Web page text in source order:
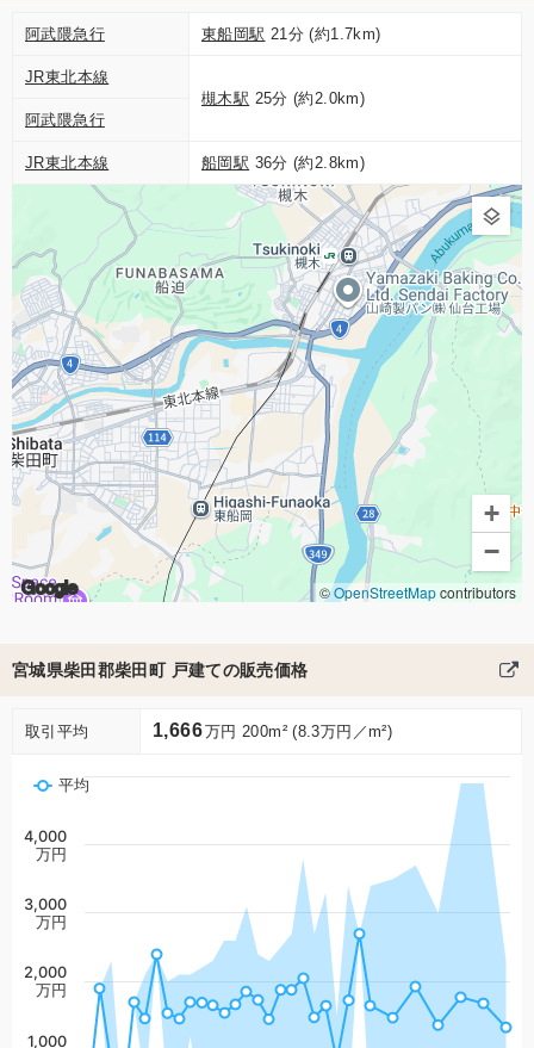
阿武隈急行 東船岡駅 21分 (約1.7km)
JR東北本線
槻木駅 25分 (約2.0km)
阿武隈急行
JR東北本線 船岡駅 36分 (約2.8km)
Google
+
−
©OpenStreetMapcontributors
宮城県柴田郡柴田町 戸建ての販売価格
取引平均 1,666万円 200m² (8.3万円／m²)
平均
1,000
2,000
万円
3,000
万円
4,000
万円